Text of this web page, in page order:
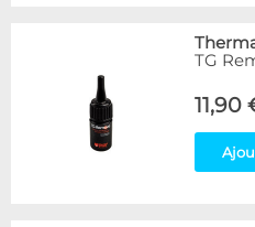
Thermal Grizzly
Disponibilité / Promotions
Articles en stock
Articles en promotions
TG
11,90